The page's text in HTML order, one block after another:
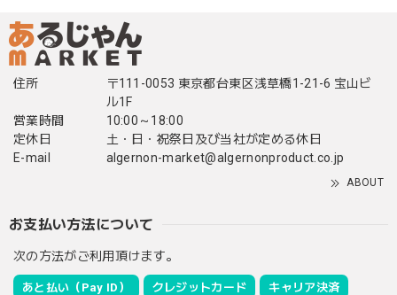
住所
〒111-0053 東京都台東区浅草橋1-21-6 宝山ビ
ル1F
営業時間
10:00～18:00
定休日
土・日・祝祭日及び当社が定める休日
E-mail
algernon-market@algernonproduct.co.jp
ABOUT
お支払い方法について
次の方法がご利用頂けます。
あと払い（Pay ID） クレジットカード キャリア決済